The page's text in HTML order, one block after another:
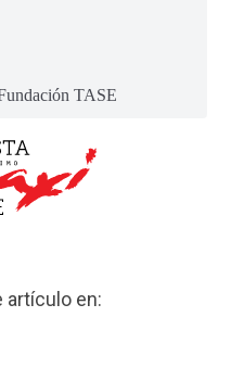
TASE
artículo en: